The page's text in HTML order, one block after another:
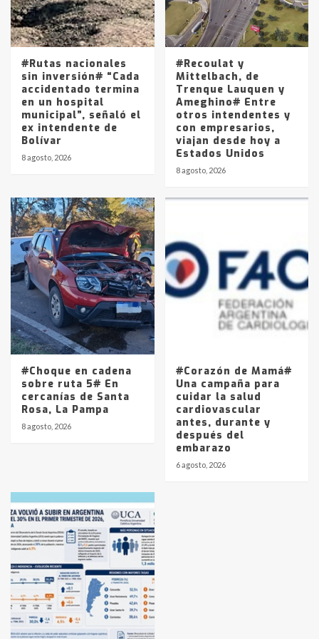
5
Los precios de los combustibles en
La Pampa, desde YPF hasta Axion
entre 857 a 1338 pesos
#Rutas nacionales
sin inversión# “Cada
accidentado termina
en un hospital
municipal”, señaló el
ex intendente de
Bolívar
8 agosto, 2026
#Recoulat y
Mittelbach, de
Trenque Lauquen y
Ameghino# Entre
otros intendentes y
con empresarios,
viajan desde hoy a
Estados Unidos
8 agosto, 2026
#Choque en cadena
sobre ruta 5# En
cercanías de Santa
Rosa, La Pampa
8 agosto, 2026
#Corazón de Mamá#
Una campaña para
cuidar la salud
cardiovascular
antes, durante y
después del
embarazo
6 agosto, 2026